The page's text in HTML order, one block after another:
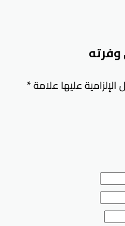
وفرته
الإلزامية عليها علامة*